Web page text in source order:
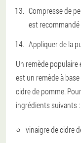
Compresse de
est recommandé
Appliquer de la
Un remède
est un remède à
cidre de pomme.
ingrédients suivants :
vinaigre de cidre